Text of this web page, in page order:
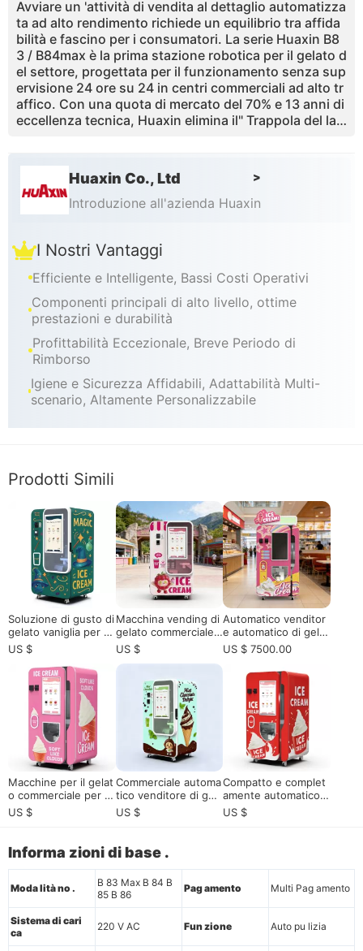
Avviare un 'attività di vendita al dettaglio automatizza
ta ad alto rendimento richiede un equilibrio tra affida
bilità e fascino per i consumatori. La serie Huaxin B8
3 / B84max è la prima stazione robotica per il gelato d
el settore, progettata per il funzionamento senza sup
ervisione 24 ore su 24 in centri commerciali ad alto tr
affico. Con una quota di mercato del 70% e 13 anni di
eccellenza tecnica, Huaxin elimina il" Trappola del lav
15 secondi, la serie B83 sfrutta la tecnologia propriet
aria della pompa d'aria a sovraccarico del 43% per ma
ssimizzare il volume di prodotto e il profitto per tazz
a. Progettati con raffreddamento Embraco di grado in
chioschi certificati CE / ETL forniscono una soluzion
aeroporti, offrendo un comprovato periodo di ritorno
del ROI da 3 a 4 mesi.
Huaxin Co., Ltd >
Introduzione all'azienda Huaxin
I Nostri Vantaggi
Efficiente e Intelligente, Bassi Costi Operativi
Componenti principali di alto livello, ottime
prestazioni e durabilità
Profittabilità Eccezionale, Breve Periodo di
Rimborso
Igiene e Sicurezza Affidabili, Adattabilità Multi-
scenario, Altamente Personalizzabile
Prodotti Simili
Soluzione di gusto di
gelato vaniglia per v
enditori commerciali
di gelato
US $
Macchina vending di
gelato commerciale c
on 15s Fast Serve &
sistema di controllo r
emoto per attività se
lf-service ad alto pro
US $
Automatico venditor
e automatico di gelat
i Soft Serve: il futuro
della vendita al detta
glio senza equipaggi
US $ 7500.00
Macchine per il gelat
o commerciale per lu
oghi ad alto traffico|
Soluzione per vende
nte automatici
US $
Commerciale automa
tico venditore di gela
to per la vendita| Ris
parmio di spazio e pr
US $
Compatto e complet
amente automatico v
ending machine per
gelato| HUAXIN serie
US $
Informa zioni di base .
Moda lità no .
B 83 Max B 84 B
85 B 86
Pag amento Multi Pag amento
Sistema di cari
ca
220 V AC Fun zione Auto pu lizia